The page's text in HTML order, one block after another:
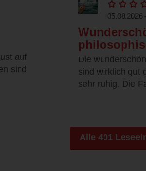
auf
sind
05.08.2026
Die
sind wirklich gut
sehr ruhig. Die
Alle 401